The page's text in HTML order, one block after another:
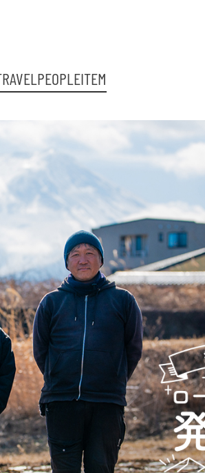
PEOPLEITEM